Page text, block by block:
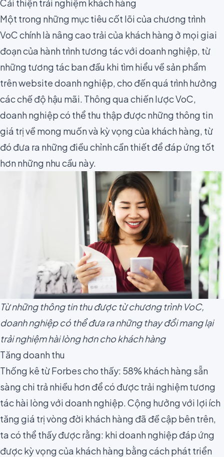
Cải thiện trải nghiệm khách hàng
Một trong những mục tiêu cốt lõi của chương trình
VoC chính là nâng cao trải của khách hàng ở mọi giai
đoạn của hành trình tương tác với doanh nghiệp, từ
những tương tác ban đầu khi tìm hiểu về sản phẩm
trên website doanh nghiệp, cho đến quá trình hưởng
các chế độ hậu mãi. Thông qua chiến lược VoC,
doanh nghiệp có thể thu thập được những thông tin
giá trị về mong muốn và kỳ vọng của khách hàng, từ
đó đưa ra những điều chỉnh cần thiết để đáp ứng tốt
hơn những nhu cầu này.
Từ những thông tin thu được từ chương trình VoC,
doanh nghiệp có thể đưa ra những thay đổi mang lại
trải nghiệm hài lòng hơn cho khách hàng
Tăng doanh thu
Thống kê từForbescho thấy: 58% khách hàng sẵn
sàng chi trả nhiều hơn để có được trải nghiệm tương
tác hài lòng với doanh nghiệp. Cộng hưởng với lợi ích
tăng giá trị vòng đời khách hàng đã đề cập bên trên,
ta có thể thấy được rằng: khi doanh nghiệp đáp ứng
được kỳ vọng của khách hàng bằng cách phát triển